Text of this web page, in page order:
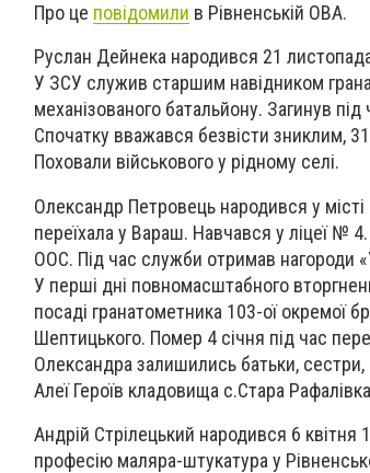
Про це повідомили в Рівненській ОВА.
Руслан Дейнека народився 21
У ЗСУ служив старшим навідником
механізованого батальйону. Загинув
Спочатку вважався безвісти зниклим,
Поховали військового у рідному селі.
Олександр Петровець народився у місті
переїхала у Вараш. Навчався у ліцеї №
ООС. Під час служби отримав нагороди
У перші дні повномасштабного
посаді гранатометника 103-ої окремої
Шептицького. Помер 4 січня під час
Олександра залишились батьки,
Алеї Героїв кладовища с.Стара
Андрій Стрілецький народився 6
професію маляра-штукатура у